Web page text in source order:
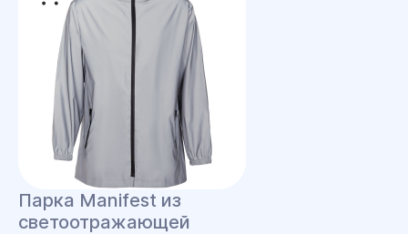
Парка Manifest из
светоотражающей